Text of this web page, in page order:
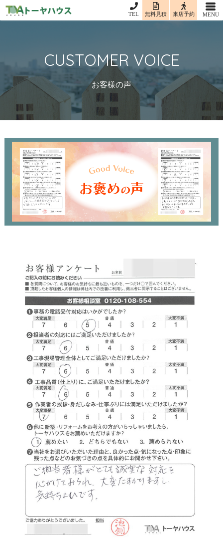
TEL 無料見積 来店予約
CUSTOMER VOICE
お客様の声